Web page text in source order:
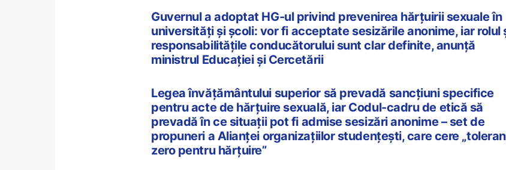
Guvernul a adoptat HG-ul privind prevenirea hărțuirii sexuale în
universități și școli: vor fi acceptate sesizările anonime, iar rolul
responsabilitățile conducătorului sunt clar definite, anunță
ministrul Educației și Cercetării
Legea învățământului superior să prevadă sancțiuni specifice
pentru acte de hărțuire sexuală, iar Codul-cadru de etică să
prevadă în ce situații pot fi admise sesizări anonime – set de
propuneri a Alianței organizațiilor studențești, care cere
zero pentru hărțuire”